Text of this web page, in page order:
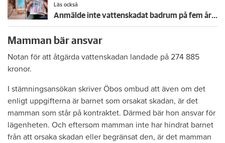
Läs också
Anmälde inte vattenskadat badrum på fem år – krävs på 125 000 kronor
Mamman bär ansvar
Notan för att åtgärda vattenskadan landade på 274 885
kronor.
I stämningsansökan skriver Öbos ombud att även om det
enligt uppgifterna är barnet som orsakat skadan, är det
mamman som står på kontraktet. Därmed bär hon ansvar för
lägenheten. Och eftersom mamman inte har hindrat barnet
från att orsaka skadan eller begränsat den, är det mamman